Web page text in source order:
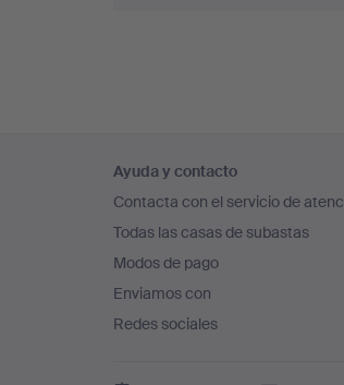
en
el
pie
de
página
Ayuda y contacto
Contacta con el servicio de
Todas las casas de subastas
Modos de pago
Enviamos con
Redes sociales